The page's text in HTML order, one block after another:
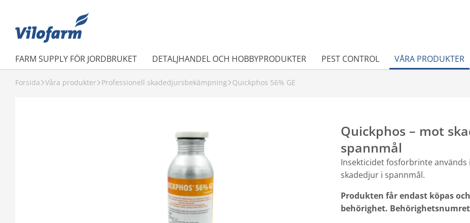
FARM SUPPLY FÖR JORDBRUKET DETALJHANDEL OCH HOBBYPRODUKTER PEST CONTROL VÅRA PRODUKTER
Forsida Våra produkter Professionell skadedjursbekämpning Quickphos 56% GE
Quickphos – mot
spannmål
Insekticidet fosforbrinte
skadedjur i spannmål.
Produkten får endast köpas
behörighet.